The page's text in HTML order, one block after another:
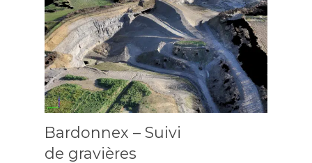
Bardonnex – Suivi
de gravières